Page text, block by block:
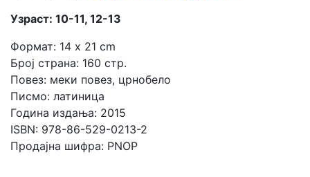
Узраст: 10-11, 12-13
Формат: 14 x 21 cm
Број страна: 160 стр.
Повез: меки повез, црнобело
Писмо: латиница
Година издања: 2015
ISBN: 978-86-529-0213-2
Продајна шифра: PNOP